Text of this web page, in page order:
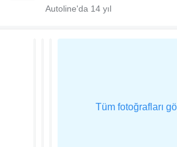
Autoline'da 14 yıl